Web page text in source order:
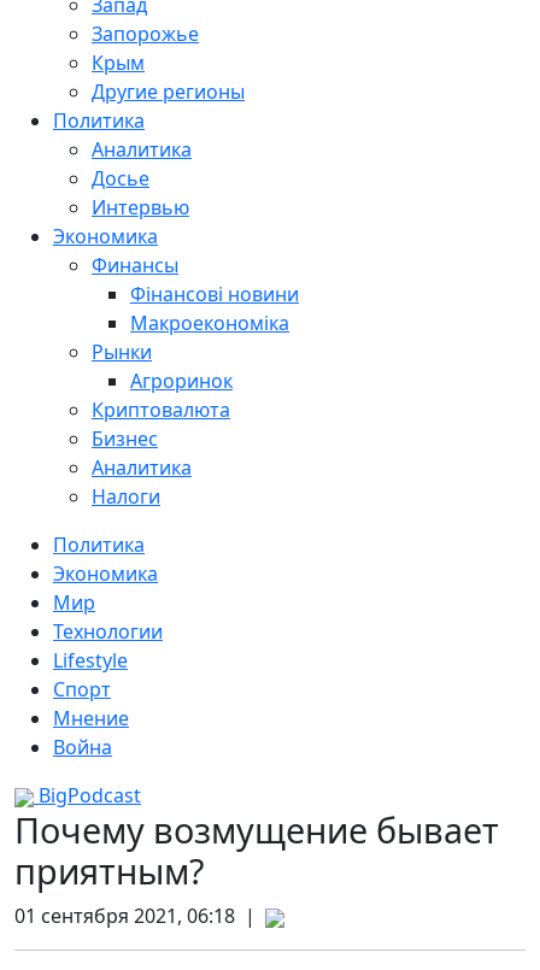
Запорожье
Крым
Другие регионы
Политика
Аналитика
Досье
Интервью
Экономика
Финансы
Фінансові новини
Макроекономіка
Рынки
Агроринок
Криптовалюта
Бизнес
Аналитика
Налоги
Политика
Экономика
Мир
Технологии
Lifestyle
Спорт
Мнение
Война
BigPodcast
Почему возмущение бывает
приятным?
01 сентября 2021, 06:18 |